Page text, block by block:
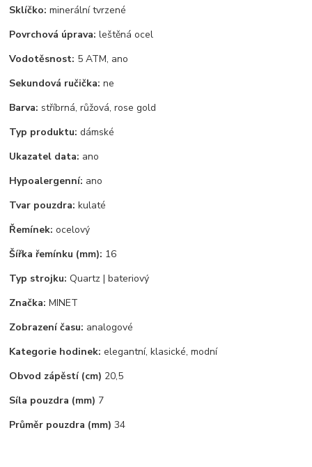
Sklíčko: minerální tvrzené
Povrchová úprava: leštěná ocel
Vodotěsnost: 5 ATM, ano
Sekundová ručička: ne
Barva: stříbrná, růžová, rose gold
Typ produktu: dámské
Ukazatel data: ano
Hypoalergenní: ano
Tvar pouzdra: kulaté
Řemínek: ocelový
Šířka řemínku (mm): 16
Typ strojku: Quartz | bateriový
Značka: MINET
Zobrazení času: analogové
Kategorie hodinek: elegantní, klasické, modní
Obvod zápěstí (cm) 20,5
Síla pouzdra (mm) 7
Průměr pouzdra (mm) 34